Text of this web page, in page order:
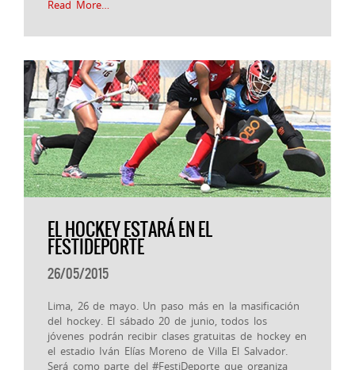
Read More…
EL HOCKEY ESTARÁ EN EL
FESTIDEPORTE
26/05/2015
Lima, 26 de mayo. Un paso más en la masificación
del hockey. El sábado 20 de junio, todos los
jóvenes podrán recibir clases gratuitas de hockey en
el estadio Iván Elías Moreno de Villa El Salvador.
Será como parte del ‪#‎FestiDeporte‬ que organiza